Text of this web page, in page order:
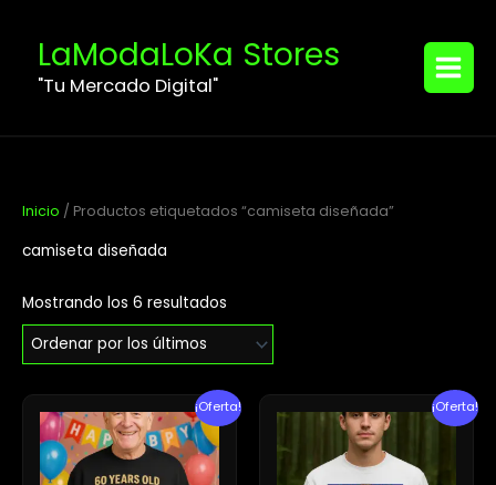
contenidoLaModaLoKa Stores
"Tu Mercado Digital"
MENU
Inicio / Productos etiquetados “camiseta diseñada”
camiseta diseñada
Mostrando los 6 resultados
últimos
¡Oferta!
precio
original
era:
$98.89.
precio
actual
es:
$77.68.
¡Oferta!
precio
original
era:
$98.89.
precio
$96.52.